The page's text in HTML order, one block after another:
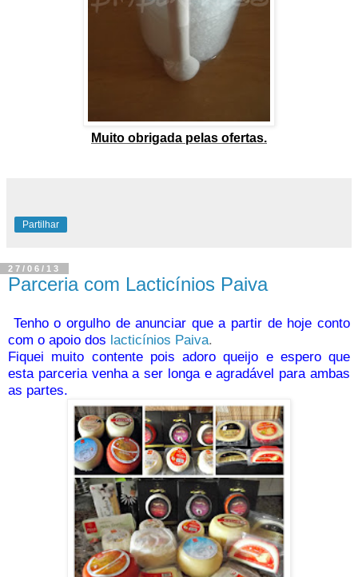
Muito obrigada pelas ofertas.
Partilhar
27/06/13
Parceria com Lacticínios Paiva
Tenho o orgulho de anunciar que a partir de hoje conto
com o apoio dos lacticínios Paiva.
Fiquei muito contente pois adoro queijo e espero que
esta parceria venha a ser longa e agradável para ambas
as partes.